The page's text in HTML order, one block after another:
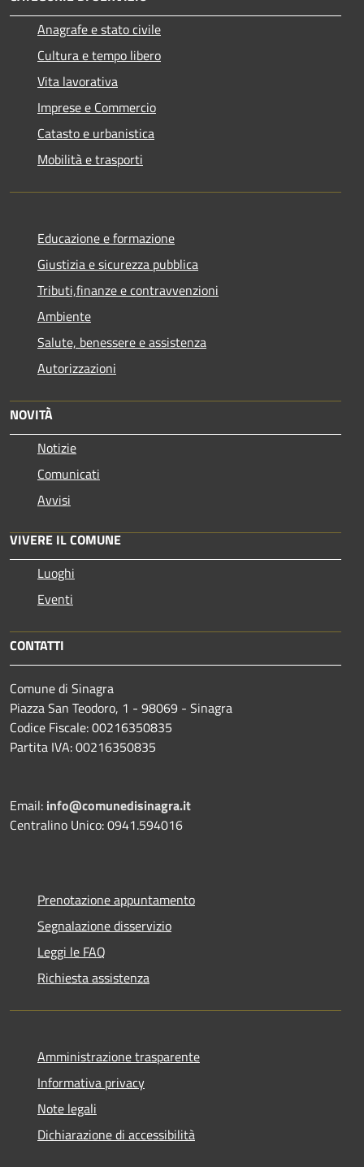
Anagrafe e stato civile
Cultura e tempo libero
Vita lavorativa
Imprese e Commercio
Catasto e urbanistica
Mobilità e trasporti
Educazione e formazione
Giustizia e sicurezza pubblica
Tributi,finanze e contravvenzioni
Ambiente
Salute, benessere e assistenza
Autorizzazioni
NOVITÀ
Notizie
Comunicati
Avvisi
VIVERE IL COMUNE
Luoghi
Eventi
CONTATTI
Comune di Sinagra
Piazza San Teodoro, 1 - 98069 - Sinagra
Codice Fiscale: 00216350835
Partita IVA: 00216350835
Email: info@comunedisinagra.it
Centralino Unico: 0941.594016
Prenotazione appuntamento
Segnalazione disservizio
Leggi le FAQ
Richiesta assistenza
Amministrazione trasparente
Informativa privacy
Note legali
Dichiarazione di accessibilità